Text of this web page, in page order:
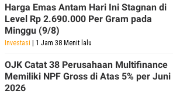
Harga Emas Antam Hari Ini Stagnan di
Level Rp 2.690.000 Per Gram pada
Minggu (9/8)
Investasi | 1 Jam 38 Menit lalu
OJK Catat 38 Perusahaan Multifinance
Memiliki NPF Gross di Atas 5% per Juni
2026